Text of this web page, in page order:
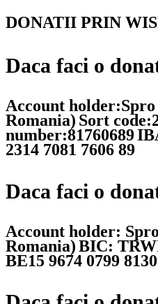
DONATII PRIN
Daca faci o
Account
Romania) Sort
number:81760689
2314 7081 7606 89
Daca faci o
Account holder:
Romania)BIC:
BE15 9674 0799 8130